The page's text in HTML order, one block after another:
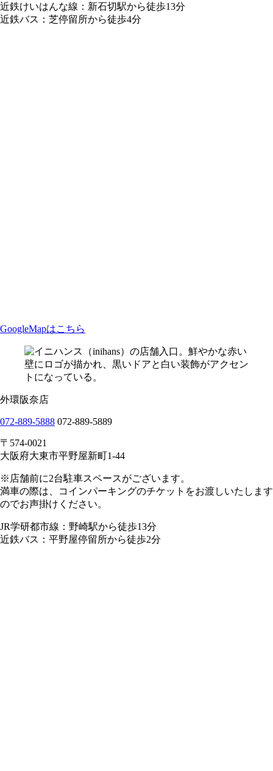
近鉄けいはんな線：新石切駅から徒歩13分
近鉄バス：芝停留所から徒歩4分
GoogleMapはこちら
外環阪奈店
072-889-5888 072-889-5889
〒574-0021
大阪府大東市平野屋新町1-44
※店舗前に2台駐車スペースがございます。
満車の際は、コインパーキングのチケットをお渡しいたします
のでお声掛けください。
JR学研都市線：野崎駅から徒歩13分
近鉄バス：平野屋停留所から徒歩2分